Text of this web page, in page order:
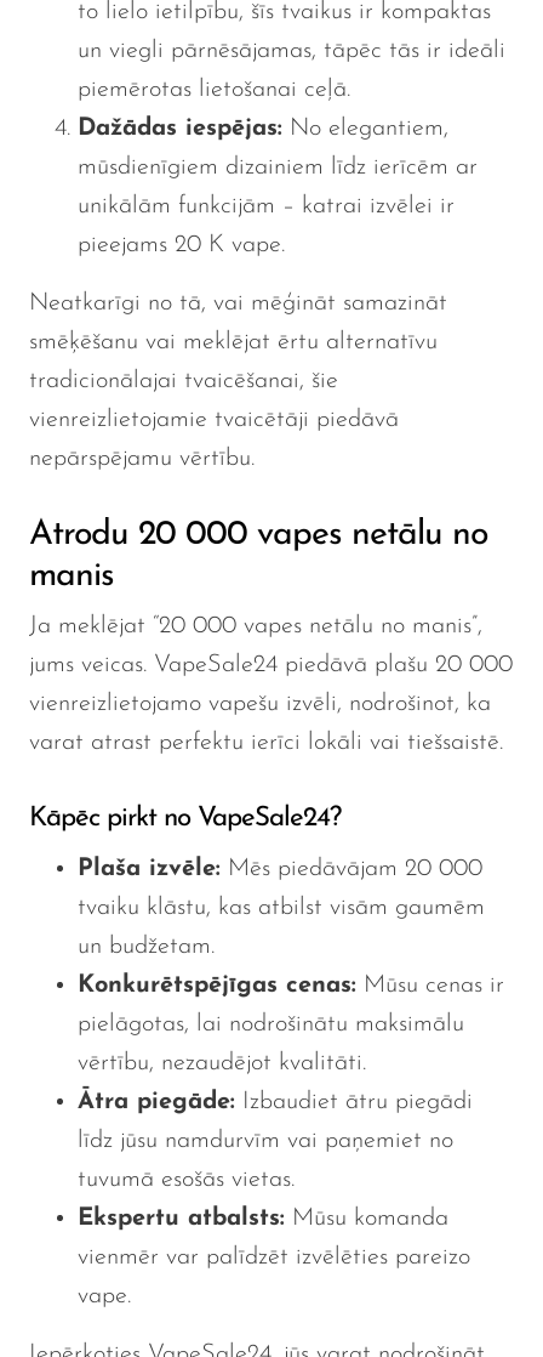
to lielo ietilpību, šīs tvaikus ir kompaktas
un viegli pārnēsājamas, tāpēc tās ir ideāli
piemērotas lietošanai ceļā.
Dažādas iespējas: No elegantiem,
mūsdienīgiem dizainiem līdz ierīcēm ar
unikālām funkcijām – katrai izvēlei ir
pieejams 20 K vape.
Neatkarīgi no tā, vai mēģināt samazināt
smēķēšanu vai meklējat ērtu alternatīvu
tradicionālajai tvaicēšanai, šie
vienreizlietojamie tvaicētāji piedāvā
nepārspējamu vērtību.
Atrodu 20 000 vapes netālu no
manis
Ja meklējat “20 000 vapes netālu no manis”,
jums veicas. VapeSale24 piedāvā plašu 20 000
vienreizlietojamo vapešu izvēli, nodrošinot, ka
varat atrast perfektu ierīci lokāli vai tiešsaistē.
Kāpēc pirkt no VapeSale24?
Plaša izvēle: Mēs piedāvājam 20 000
tvaiku klāstu, kas atbilst visām gaumēm
un budžetam.
Konkurētspējīgas cenas: Mūsu cenas ir
pielāgotas, lai nodrošinātu maksimālu
vērtību, nezaudējot kvalitāti.
Ātra piegāde: Izbaudiet ātru piegādi
līdz jūsu namdurvīm vai paņemiet no
tuvumā esošās vietas.
Ekspertu atbalsts: Mūsu komanda
vienmēr var palīdzēt izvēlēties pareizo
vape.